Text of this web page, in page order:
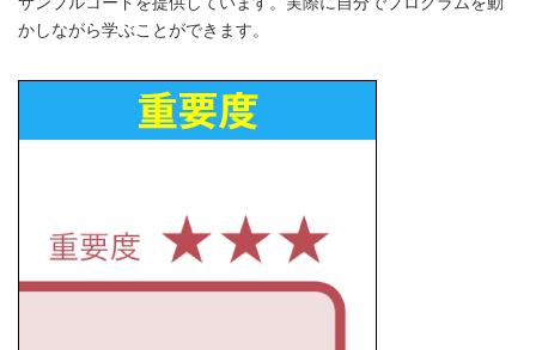
かしながら学ぶことができます。